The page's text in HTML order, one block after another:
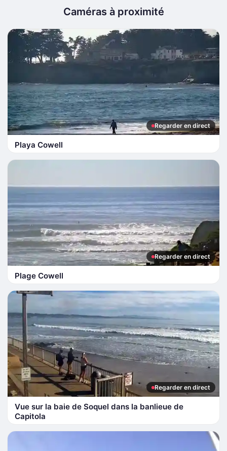
Caméras à proximité
Regarder en direct
Playa Cowell
Regarder en direct
Plage Cowell
Regarder en direct
Vue sur la baie de Soquel dans la banlieue de
Capitola